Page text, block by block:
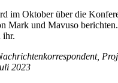
im Oktober über die
Mark und Mavuso
ihr.
2023